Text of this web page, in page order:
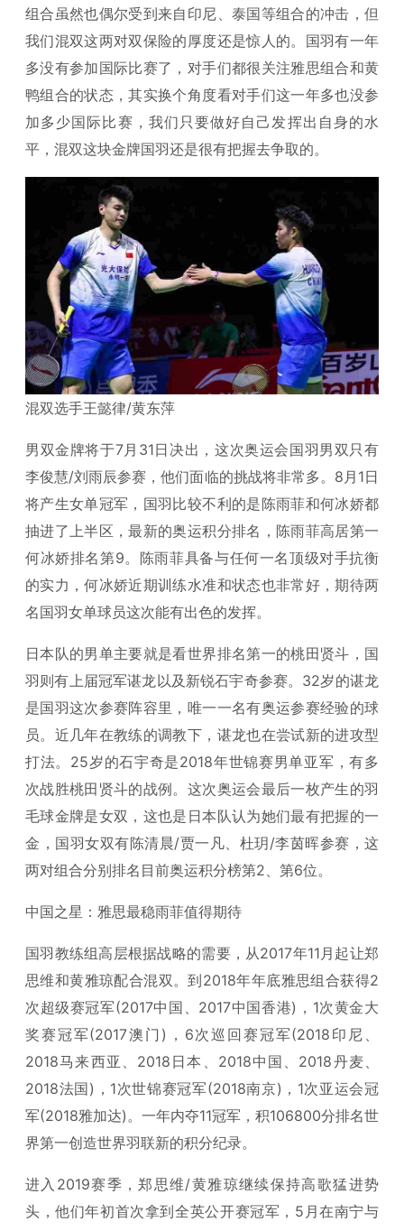
组合虽然也偶尔受到来自印尼、泰国等组合的冲击，但
我们混双这两对双保险的厚度还是惊人的。国羽有一年
多没有参加国际比赛了，对手们都很关注雅思组合和黄
鸭组合的状态，其实换个角度看对手们这一年多也没参
加多少国际比赛，我们只要做好自己发挥出自身的水
平，混双这块金牌国羽还是很有把握去争取的。
混双选手王懿律/黄东萍
男双金牌将于7月31日决出，这次奥运会国羽男双只有
李俊慧/刘雨辰参赛，他们面临的挑战将非常多。8月1日
将产生女单冠军，国羽比较不利的是陈雨菲和何冰娇都
抽进了上半区，最新的奥运积分排名，陈雨菲高居第一
何冰娇排名第9。陈雨菲具备与任何一名顶级对手抗衡
的实力，何冰娇近期训练水准和状态也非常好，期待两
名国羽女单球员这次能有出色的发挥。
日本队的男单主要就是看世界排名第一的桃田贤斗，国
羽则有上届冠军谌龙以及新锐石宇奇参赛。32岁的谌龙
是国羽这次参赛阵容里，唯一一名有奥运参赛经验的球
员。近几年在教练的调教下，谌龙也在尝试新的进攻型
打法。25岁的石宇奇是2018年世锦赛男单亚军，有多
次战胜桃田贤斗的战例。这次奥运会最后一枚产生的羽
毛球金牌是女双，这也是日本队认为她们最有把握的一
金，国羽女双有陈清晨/贾一凡、杜玥/李茵晖参赛，这
两对组合分别排名目前奥运积分榜第2、第6位。
中国之星：雅思最稳雨菲值得期待
国羽教练组高层根据战略的需要，从2017年11月起让郑
思维和黄雅琼配合混双。到2018年年底雅思组合获得2
次超级赛冠军(2017中国、2017中国香港)，1次黄金大
奖赛冠军(2017澳门)，6次巡回赛冠军(2018印尼、
2018马来西亚、2018日本、2018中国、2018丹麦、
2018法国)，1次世锦赛冠军(2018南京)，1次亚运会冠
军(2018雅加达)。一年内夺11冠军，积106800分排名世
界第一创造世界羽联新的积分纪录。
进入2019赛季，郑思维/黄雅琼继续保持高歌猛进势
头，他们年初首次拿到全英公开赛冠军，5月在南宁与